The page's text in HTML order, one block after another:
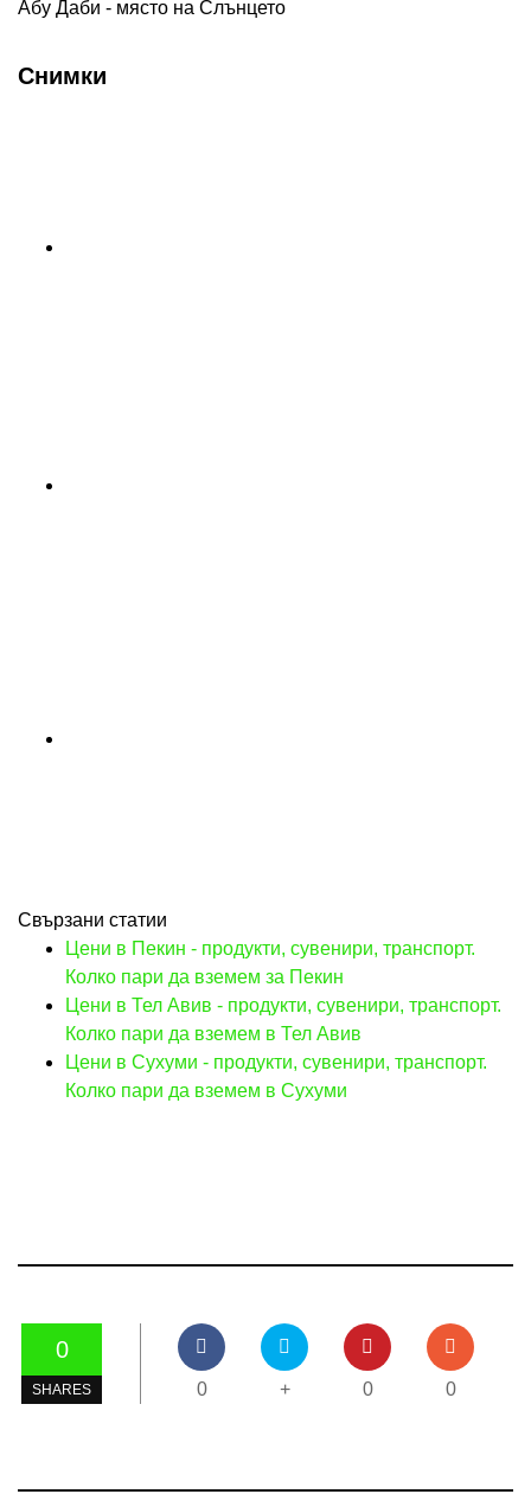
Абу Даби - място на Слънцето
Снимки
Свързани статии
Цени в Пекин - продукти, сувенири, транспорт.
Колко пари да вземем за Пекин
Цени в Тел Авив - продукти, сувенири, транспорт.
Колко пари да вземем в Тел Авив
Цени в Сухуми - продукти, сувенири, транспорт.
Колко пари да вземем в Сухуми
0
SHARES 0 + 0 0